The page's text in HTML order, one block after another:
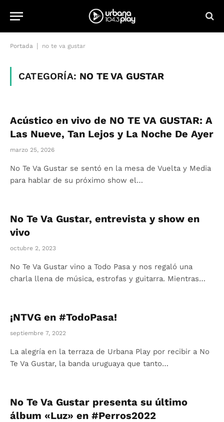
Portada no te va gustar
CATEGORÍA: NO TE VA GUSTAR
Acústico en vivo de NO TE VA GUSTAR: A
Las Nueve, Tan Lejos y La Noche De Ayer
marzo 25, 2026
No Te Va Gustar se sentó en la mesa de Vuelta y Media
para hablar de su próximo show el…
No Te Va Gustar, entrevista y show en
vivo
octubre 2, 2023
No Te Va Gustar vino a Todo Pasa y nos regaló una
charla llena de música, estrofas y guitarra. Mientras…
¡NTVG en #TodoPasa!
septiembre 7, 2022
La alegría en la terraza de Urbana Play por recibir a No
Te Va Gustar, la banda uruguaya que tanto…
No Te Va Gustar presenta su último
álbum «Luz» en #Perros2022